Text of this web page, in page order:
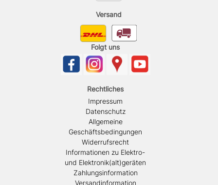
Versand
Folgt uns
Rechtliches
Impressum
Datenschutz
Allgemeine
Geschäftsbedingungen
Widerrufsrecht
Informationen zu Elektro-
und Elektronik(alt)geräten
Zahlungsinformation
Versandinformation